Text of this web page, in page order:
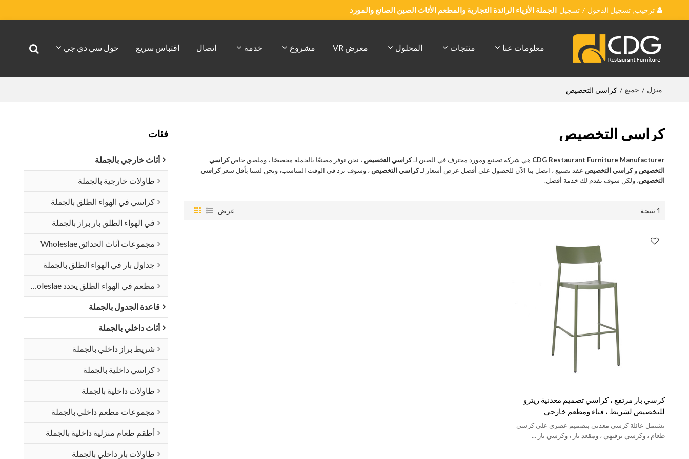
ترحيب, تسجيل الدخول / تسجيل الجملة الأزياء الرائدة التجارية والمطعم الأثاث الصين الصانع والمورد
معلومات عنا منتجات المحلول معرض VR مشروع خدمة اتصال اقتباس سريع حول سي دي جي
منزل / جميع / كراسي التخصيص
فئات
أثاث خارجي بالجملة
طاولات خارجية بالجملة
كراسي في الهواء الطلق بالجملة
في الهواء الطلق بار براز بالجملة
مجموعات أثاث الحدائق Wholeslae
جداول بار في الهواء الطلق بالجملة
مطعم في الهواء الطلق يحدد Wholeslae
قاعدة الجدول بالجملة
أثاث داخلي بالجملة
شريط براز داخلي بالجملة
كراسي داخلية بالجملة
طاولات داخلية بالجملة
مجموعات مطعم داخلي بالجملة
أطقم طعام منزلية داخلية بالجملة
طاولات بار داخلي بالجملة
كراسي التخصيص
CDG Restaurant Furniture Manufacturer هي شركة تصنيع ومورد محترف في الصين لـكراسي التخصيص ، نحن نوفر مصنعًا بالجملة مخصصًا ، وملصق خاصكراسي
التخصيص وكراسي التخصيص عقد تصنيع ، اتصل بنا الآن للحصول على أفضل عرض أسعار لـكراسي التخصيص ، وسوف نرد في الوقت المناسب، ونحن لسنا بأقل سعركراسي
التخصيص، ولكن سوف نقدم لك خدمة أفضل.
1 نتيجة عرض
كرسي بار مرتفع ، كراسي تصميم معدنية ريترو
للتخصيص لشريط ، فناء ومطعم خارجي
تشتمل عائلة كرسي معدني بتصميم عصري على كرسي
طعام ، وكرسي ترفيهي ، ومقعد بار ، وكرسي بار ...